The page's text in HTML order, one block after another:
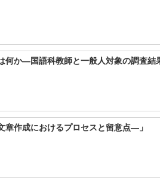
何か―国語科教師と一般人対象の調査結
章作成におけるプロセスと留意点―」